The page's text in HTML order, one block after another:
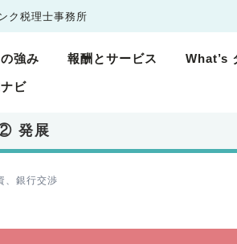
ク税理士事務所
強み 報酬とサービス What’s
ビ
発展
、 銀行交渉